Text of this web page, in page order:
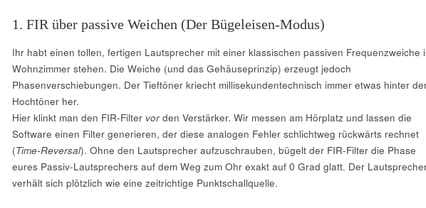
1. FIR über passive Weichen (Der Bügeleisen-Modus)
Ihr habt einen tollen, fertigen Lautsprecher mit einer klassischen passiven Frequenzweiche
Wohnzimmer stehen. Die Weiche (und das Gehäuseprinzip) erzeugt jedoch
Phasenverschiebungen. Der Tieftöner kriecht millisekundentechnisch immer etwas hinter
Hochtöner her.
Hier klinkt man den FIR-Filter vorden Verstärker. Wir messen am Hörplatz und lassen die
Software einen Filter generieren, der diese analogen Fehler schlichtweg rückwärts rechnet
(Time-Reversal). Ohne den Lautsprecher aufzuschrauben, bügelt der FIR-Filter die Phase
eures Passiv-Lautsprechers auf dem Weg zum Ohr exakt auf 0 Grad glatt. Der
verhält sich plötzlich wie eine zeitrichtige Punktschallquelle.